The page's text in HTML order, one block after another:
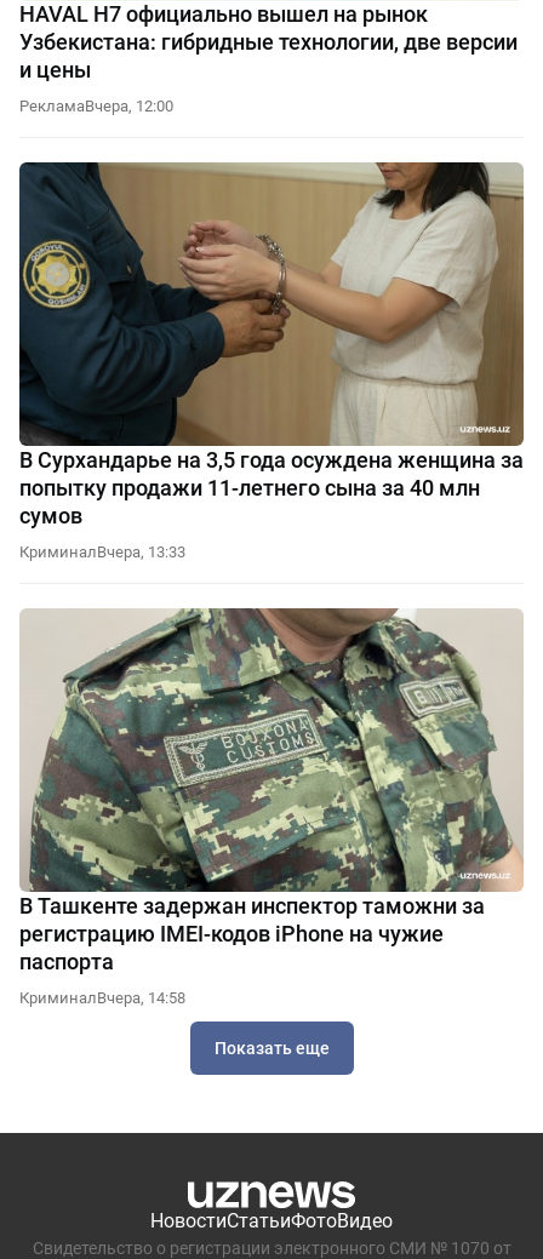
HAVAL H7 официально вышел на рынок
Узбекистана: гибридные технологии, две версии
и цены
РекламаВчера, 12:00
В Сурхандарье на 3,5 года осуждена женщина за
попытку продажи 11-летнего сына за 40 млн
сумов
КриминалВчера, 13:33
В Ташкенте задержан инспектор таможни за
регистрацию IMEI-кодов iPhone на чужие
паспорта
КриминалВчера, 14:58
Показать еще
НовостиСтатьиФотоВидео
Свидетельство о регистрации электронного СМИ № 1070 от